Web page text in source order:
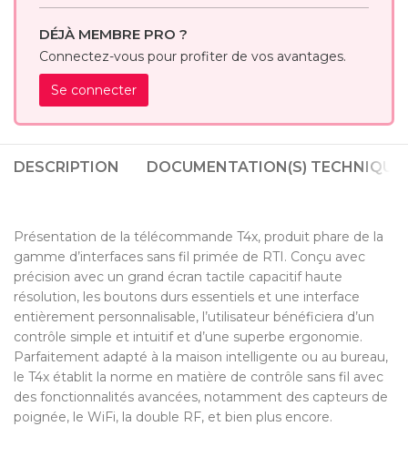
DÉJÀ MEMBRE PRO ?
Connectez-vous pour profiter de vos avantages.
Se connecter
DESCRIPTION DOCUMENTATION(S)
Présentation de la télécommande T4x, produit phare de la
gamme d’interfaces sans fil primée de RTI. Conçu avec
précision avec un grand écran tactile capacitif haute
résolution, les boutons durs essentiels et une interface
entièrement personnalisable, l’utilisateur bénéficiera d’un
contrôle simple et intuitif et d’une superbe ergonomie.
Parfaitement adapté à la maison intelligente ou au bureau,
le T4x établit la norme en matière de contrôle sans fil avec
des fonctionnalités avancées, notamment des capteurs de
poignée, le WiFi, la double RF, et bien plus encore.